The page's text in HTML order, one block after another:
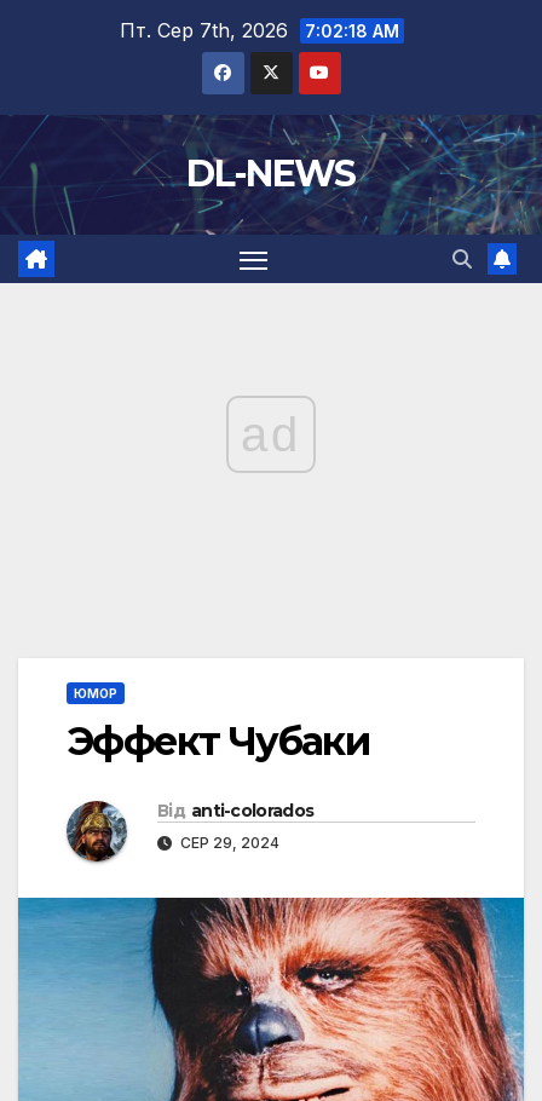
Пт. Сер 7th, 2026 7:02:19 AM
DL-NEWS
ad
ЮМОР
Эффект Чубаки
Від anti-colorados
СЕР 29, 2024